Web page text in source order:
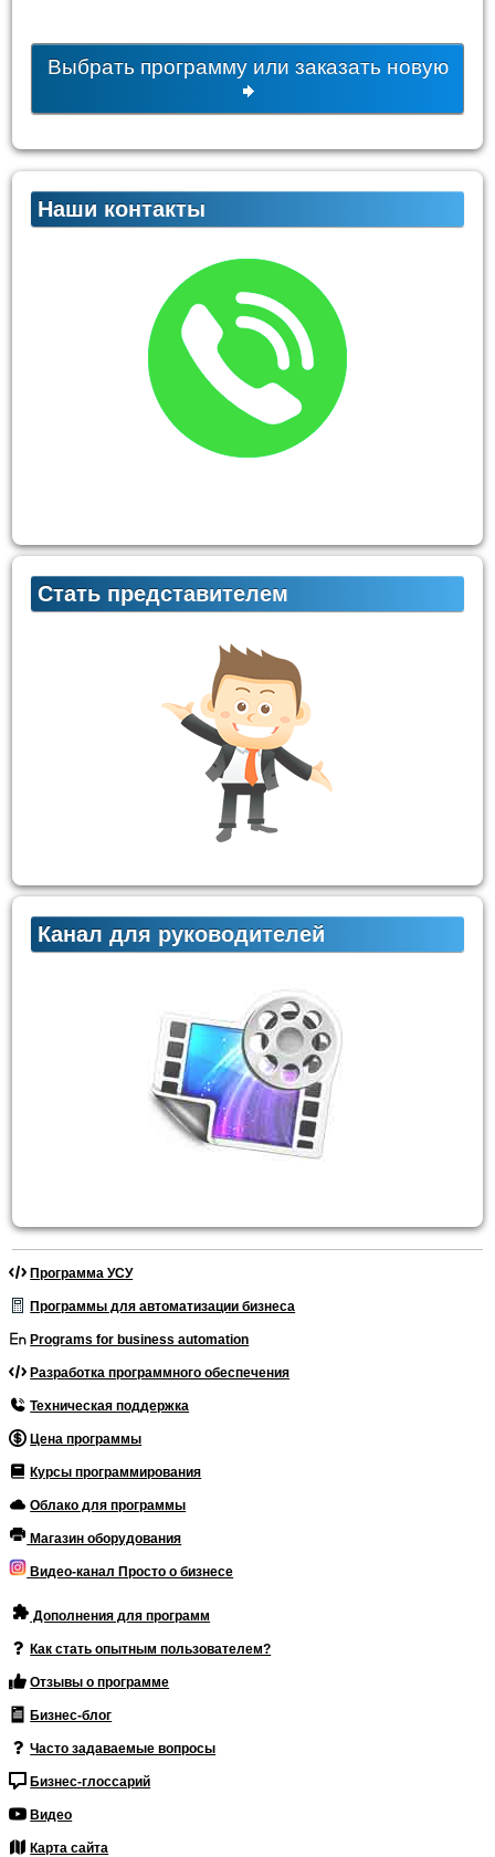
Выбрать программу или заказать новую
Наши контакты
Стать представителем
Канал для руководителей
Программа УСУ
Программы для автоматизации бизнеса
Programs for business automation
Разработка программного обеспечения
Техническая поддержка
Цена программы
Курсы программирования
Облако для программы
Магазин оборудования
Видео-канал Просто о бизнесе
Дополнения для программ
Как стать опытным пользователем?
Отзывы о программе
Бизнес-блог
Часто задаваемые вопросы
Бизнес-глоссарий
Видео
Карта сайта